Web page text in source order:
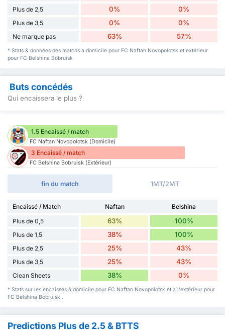
Plus de 2,5 0% 0%
Plus de 3,5 0% 0%
Ne marque pas 63% 57%
* Stats & données des matchs a domicile pour FC Naftan Novopolotsk et extérieur
pour FC Belshina Bobruisk
Buts concédés
Qui encaissera le plus ?
1.5 Encaissé / match
FC Naftan Novopolotsk (Domicile)
3 Encaissé / match
FC Belshina Bobruisk (Extérieur)
fin du match 1MT/2MT
Encaissé / Match Naftan
Belshina
Plus de 0,5
63% 100%
Plus de 1,5 38% 100%
Plus de 2,5 25% 43%
Plus de 3,5 25% 43%
Clean Sheets 38% 0%
* Stats sur les encaissés à domicile pour FC Naftan Novopolotsk et a l'extérieur pour
FC Belshina Bobruisk .
Predictions Plus de 2.5 & BTTS